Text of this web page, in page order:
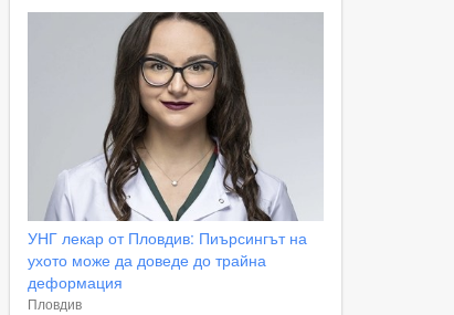
УНГ лекар от Пловдив: Пиърсингът на
ухото може да доведе до трайна
деформация
Пловдив